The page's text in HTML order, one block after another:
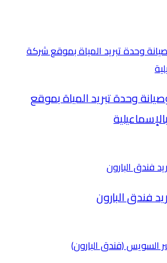
وحدة تبريد المياة بموقع
فندق البارون